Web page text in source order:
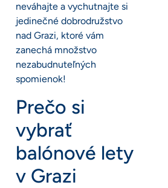
neváhajte a vychutnajte si
jedinečné dobrodružstvo
nad Grazi, ktoré vám
zanechá množstvo
nezabudnuteľných
spomienok!
Prečo si
vybrať
balónové lety
v Grazi